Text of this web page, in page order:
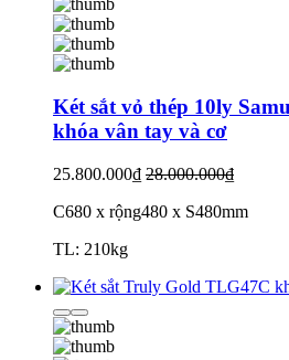
Két sắt vỏ thép 10ly
khóa vân tay và cơ
25.800.000₫ 28.000.000₫
C680 x rộng480 x S480mm
TL: 210kg